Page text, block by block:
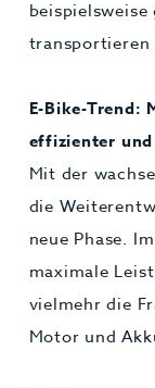
transportieren
E-Bike-Trend:
effizienter
Mit der
die
neue Phase.
maximale
vielmehr die
Motor und